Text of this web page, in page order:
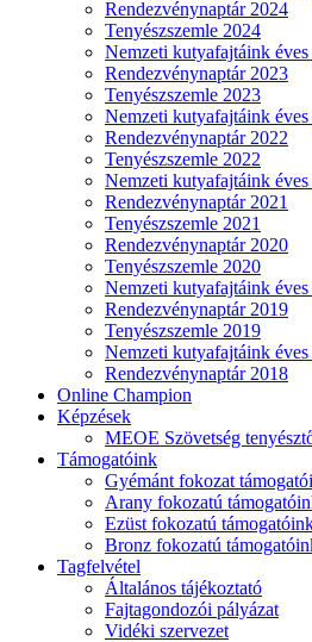
Rendezvénynaptár 2024
Tenyészszemle 2024
Nemzeti kutyafajtáink
Rendezvénynaptár 2023
Tenyészszemle 2023
Nemzeti kutyafajtáink
Rendezvénynaptár 2022
Tenyészszemle 2022
Nemzeti kutyafajtáink
Rendezvénynaptár 2021
Tenyészszemle 2021
Rendezvénynaptár 2020
Tenyészszemle 2020
Nemzeti kutyafajtáink
Rendezvénynaptár 2019
Tenyészszemle 2019
Nemzeti kutyafajtáink
Rendezvénynaptár 2018
Online Champion
Képzések
MEOE Szövetség
Támogatóink
Gyémánt fokozat
Arany fokozatú
Ezüst fokozatú
Bronz fokozatú
Tagfelvétel
Általános tájékoztató
Fajtagondozói pályázat
Vidéki szervezet